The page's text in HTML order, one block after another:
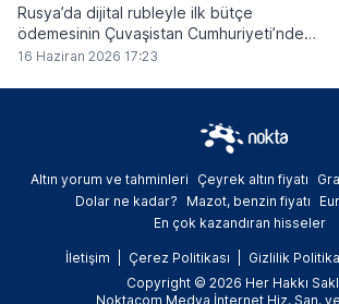
Rusya’da dijital rubleyle ilk bütçe
ödemesinin Çuvaşistan Cumhuriyeti’nde
gerçekleştirildiği bildirildi.
16 Haziran 2026 17:23
Altın yorum ve tahminleri Çeyrek altın fiyatı
Dolar ne kadar?
Mazot, benzin fiyatı
En çok kazandıran hisseler
İletişim Çerez Politikası Gizlilik
Copyright © 2026 Her Hakkı
Noktacom Medya İnternet Hiz. San.